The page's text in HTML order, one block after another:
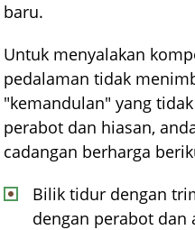
baru.
Untuk menyalakan
pedalaman tidak
"kemandulan" yang
perabot dan hiasan,
cadangan berharga
Bilik tidur dengan
dengan perabot dan